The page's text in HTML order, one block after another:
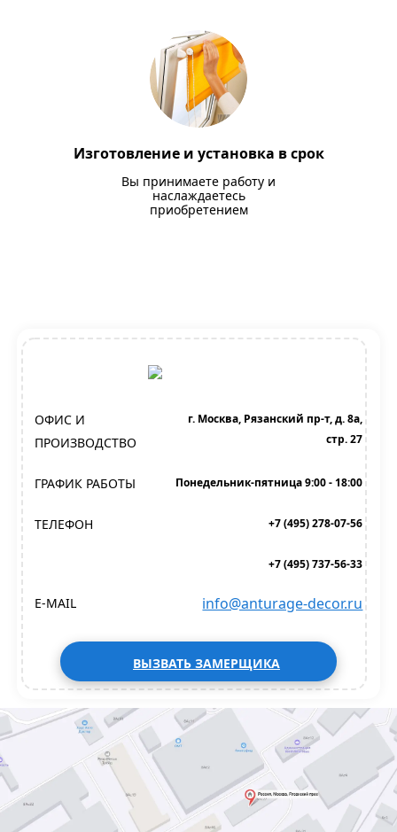
Изготовление и установка в срок
Вы принимаете работу и
наслаждаетесь
приобретением
ОФИС И
ПРОИЗВОДСТВО
г. Москва, Рязанский пр-т, д. 8а,
стр. 27
ГРАФИК РАБОТЫ Понедельник-пятница 9:00 - 18:00
ТЕЛЕФОН +7 (495) 278-07-56
+7 (495) 737-56-33
E-MAIL info@anturage-decor.ru
ВЫЗВАТЬ ЗАМЕРЩИКА